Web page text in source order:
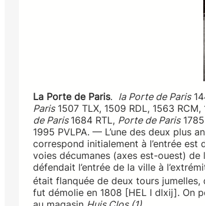
La Porte de Paris. la Porte de Paris
Paris1507 TLX, 1509 RDL, 1563 RCM,
de Paris 1684 RTL, Porte de Paris1785
1995 PVLPA. — L’une des deux plus
correspond initialement à l’entrée est
voies décumanes (axes est-ouest)
défendait l’entrée de la ville à
était flanquée de deux tours
fut démolie en 1808 [HEL I dlxij]. On